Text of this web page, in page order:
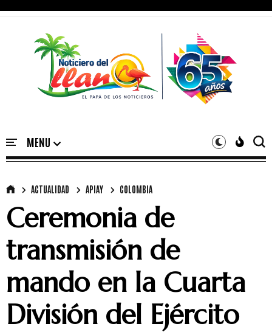
ACTUALIDAD APIAY COLOMBIA
Ceremonia de
transmisión de
mando en la Cuarta
División del Ejército